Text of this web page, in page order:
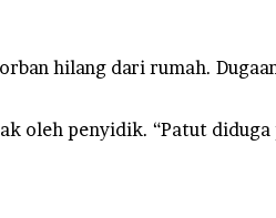
hilang dari rumah.
oleh penyidik. “Patut